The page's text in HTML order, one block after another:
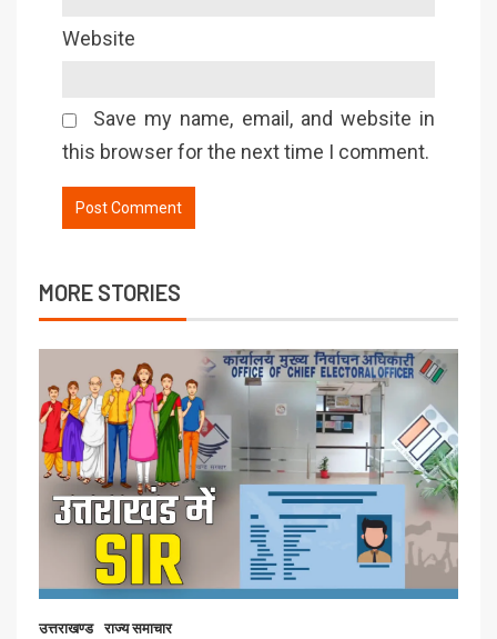
Website
Save my name, email, and website in
this browser for the next time I comment.
MORE STORIES
उत्तराखण्ड राज्य समाचार